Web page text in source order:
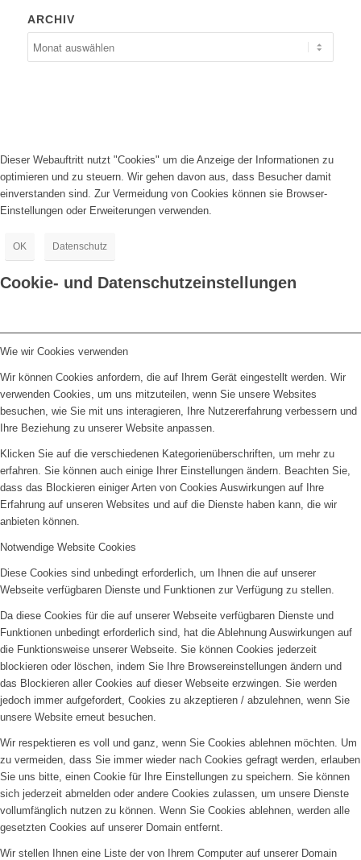
ARCHIV
Dieser Webauftritt nutzt "Cookies" um die Anzeige der Informationen zu
optimieren und zu steuern. Wir gehen davon aus, dass Besucher damit
einverstanden sind. Zur Vermeidung von Cookies können sie Browser-
Einstellungen oder Erweiterungen verwenden.
OK Datenschutz
Cookie- und Datenschutzeinstellungen
Wie wir Cookies verwenden
Wir können Cookies anfordern, die auf Ihrem Gerät eingestellt werden. Wir
verwenden Cookies, um uns mitzuteilen, wenn Sie unsere Websites
besuchen, wie Sie mit uns interagieren, Ihre Nutzererfahrung verbessern und
Ihre Beziehung zu unserer Website anpassen.
Klicken Sie auf die verschiedenen Kategorienüberschriften, um mehr zu
erfahren. Sie können auch einige Ihrer Einstellungen ändern. Beachten Sie,
dass das Blockieren einiger Arten von Cookies Auswirkungen auf Ihre
Erfahrung auf unseren Websites und auf die Dienste haben kann, die wir
anbieten können.
Notwendige Website Cookies
Diese Cookies sind unbedingt erforderlich, um Ihnen die auf unserer
Webseite verfügbaren Dienste und Funktionen zur Verfügung zu stellen.
Da diese Cookies für die auf unserer Webseite verfügbaren Dienste und
Funktionen unbedingt erforderlich sind, hat die Ablehnung Auswirkungen auf
die Funktionsweise unserer Webseite. Sie können Cookies jederzeit
blockieren oder löschen, indem Sie Ihre Browsereinstellungen ändern und
das Blockieren aller Cookies auf dieser Webseite erzwingen. Sie werden
jedoch immer aufgefordert, Cookies zu akzeptieren / abzulehnen, wenn Sie
unsere Website erneut besuchen.
Wir respektieren es voll und ganz, wenn Sie Cookies ablehnen möchten. Um
zu vermeiden, dass Sie immer wieder nach Cookies gefragt werden, erlauben
Sie uns bitte, einen Cookie für Ihre Einstellungen zu speichern. Sie können
sich jederzeit abmelden oder andere Cookies zulassen, um unsere Dienste
vollumfänglich nutzen zu können. Wenn Sie Cookies ablehnen, werden alle
gesetzten Cookies auf unserer Domain entfernt.
Wir stellen Ihnen eine Liste der von Ihrem Computer auf unserer Domain